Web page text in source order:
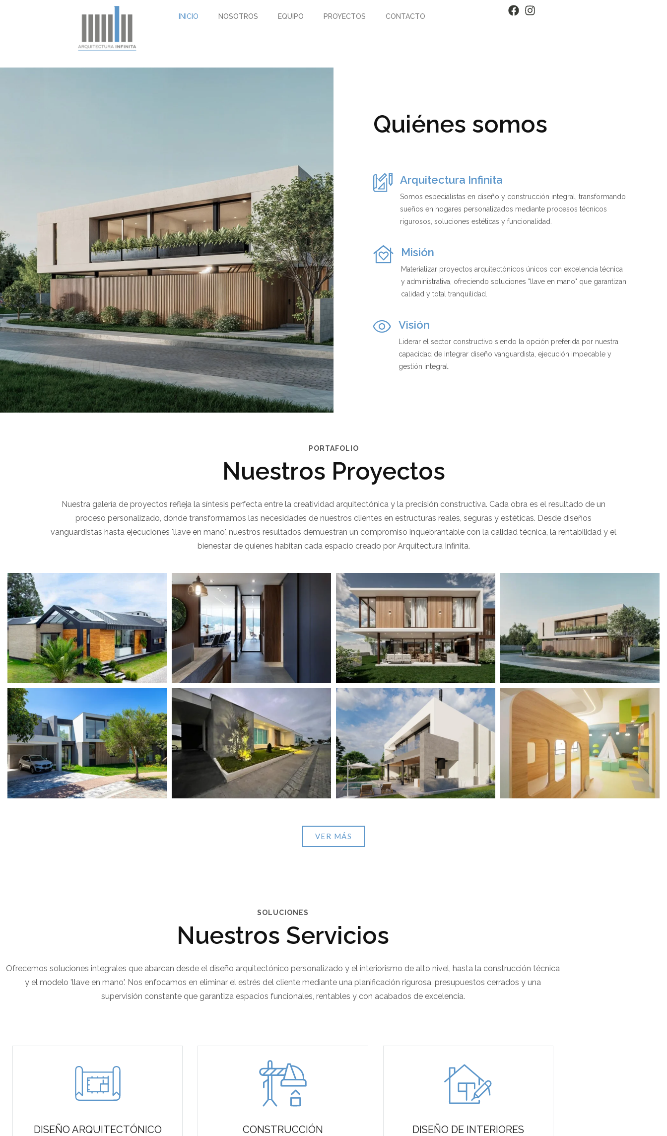
INICIO NOSOTROS EQUIPO PROYECTOS CONTACTO
Quiénes somos
Arquitectura Infinita
Somos especialistas en diseño y construcción integral, transformando
sueños en hogares personalizados mediante procesos técnicos
rigurosos, soluciones estéticas y funcionalidad.
Misión
Materializar proyectos arquitectónicos únicos con excelencia técnica
y administrativa, ofreciendo soluciones "llave en mano" que garantizan
calidad y total tranquilidad.
Visión
Liderar el sector constructivo siendo la opción preferida por nuestra
capacidad de integrar diseño vanguardista, ejecución impecable y
gestión integral.
PORTAFOLIO
Nuestros Proyectos
Nuestra galería de proyectos refleja la síntesis perfecta entre la creatividad arquitectónica y la precisión constructiva. Cada obra es el resultado de un
proceso personalizado, donde transformamos las necesidades de nuestros clientes en estructuras reales, seguras y estéticas. Desde diseños
vanguardistas hasta ejecuciones 'llave en mano', nuestros resultados demuestran un compromiso inquebrantable con la calidad técnica, la rentabilidad y el
bienestar de quienes habitan cada espacio creado por Arquitectura Infinita.
View portfolio: Black House
Black House
View portfolio: Calmediav Oficina
Calmediav Oficina
View portfolio: Casa Mirador
Casa Mirador
View portfolio: Casa Wolter View portfolio: Pacific View
Pacific View
View portfolio: Punta Cana
Punta Cana
View portfolio: SEK Valles
SEK Valles
VER MÁS
SOLUCIONES
Nuestros Servicios
Ofrecemos soluciones integrales que abarcan desde el diseño arquitectónico personalizado y el interiorismo de alto nivel, hasta la construcción técnica
y el modelo 'llave en mano'. Nos enfocamos en eliminar el estrés del cliente mediante una planificación rigurosa, presupuestos cerrados y una
supervisión constante que garantiza espacios funcionales, rentables y con acabados de excelencia.
DISEÑO ARQUITECTÓNICO CONSTRUCCIÓN DISEÑO DE INTERIORES